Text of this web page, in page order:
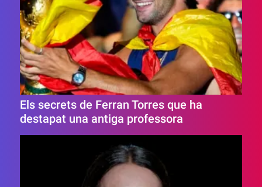
Els secrets de Ferran Torres que ha
destapat una antiga professora